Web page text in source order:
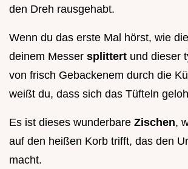
den Dreh rausgehabt.
Wenn du das erste Mal hörst, wie
deinem Messer splittert und dieser
von frisch Gebackenem durch die
weißt du, dass sich das Tüfteln
Es ist dieses wunderbare Zischen,
auf den heißen Korb trifft, das den
macht.